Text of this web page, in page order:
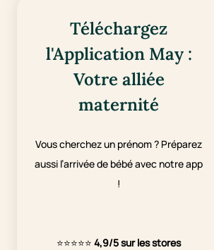
Téléchargez
l'Application May :
Votre alliée
maternité
Vous cherchez un prénom ? Préparez
aussi l’arrivée de bébé avec notre app
!
⭐⭐⭐⭐⭐ 4,9/5 sur les stores